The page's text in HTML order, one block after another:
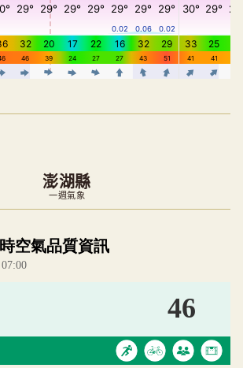
澎湖縣
一週氣象
小工具為視覺預覽，完整即時空